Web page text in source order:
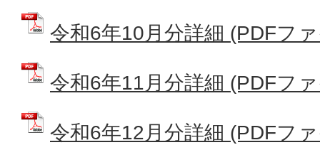
令和6年10月分詳細 (PDFフ
令和6年11月分詳細 (PDFフ
令和6年12月分詳細 (PDFフ